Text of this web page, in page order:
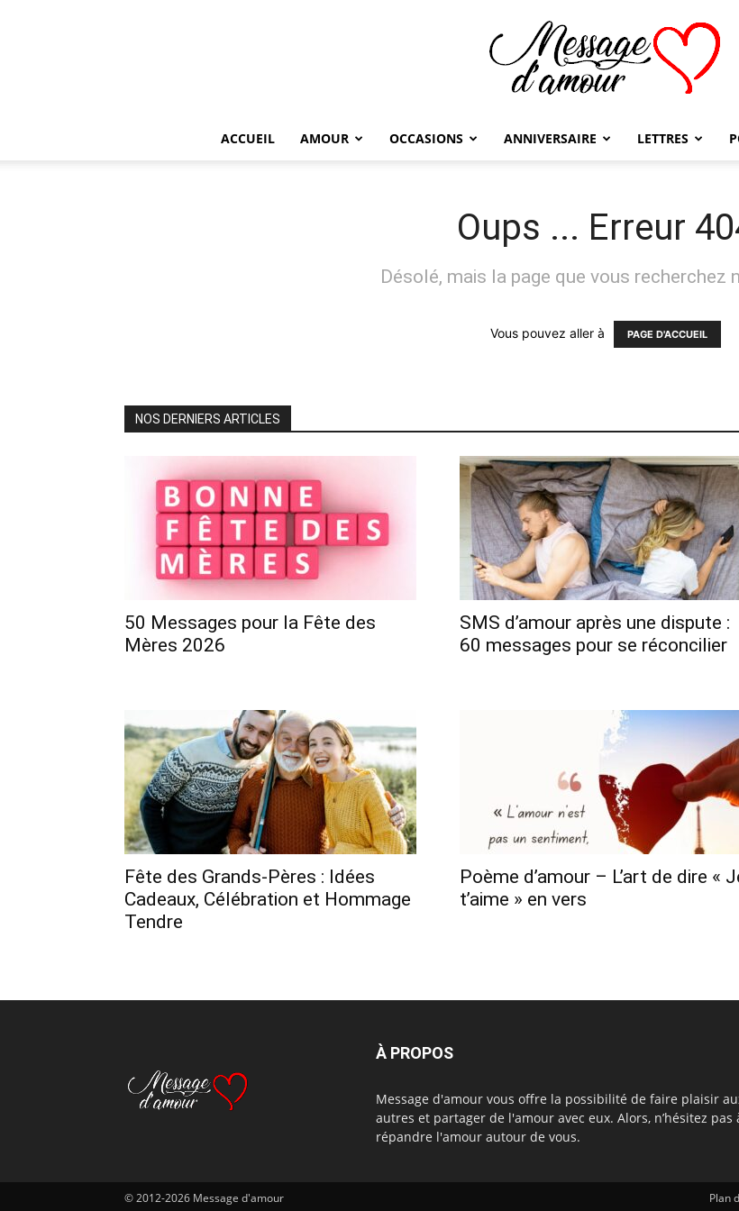
d'amour
ACCUEIL AMOUR OCCASIONS ANNIVERSAIRE LETTRES
Oups ... Erreur
Désolé, mais la page que vous recherchez
Vous pouvez aller à PAGE D'ACCUEIL
NOS DERNIERS ARTICLES
50 Messages pour la Fête des
Mères 2026
SMS d’amour après une dispute :
60 messages pour se réconcilier
Fête des Grands-Pères : Idées
Cadeaux, Célébration et Hommage
Tendre
Poème d’amour – L’art de dire «
t’aime » en vers
À PROPOS
Message d'amour vous offre la possibilité de faire plaisir
autres et partager de l'amour avec eux. Alors, n’hésitez pas
répandre l'amour autour de vous.
Plan
© 2012-2026 Message d'amour